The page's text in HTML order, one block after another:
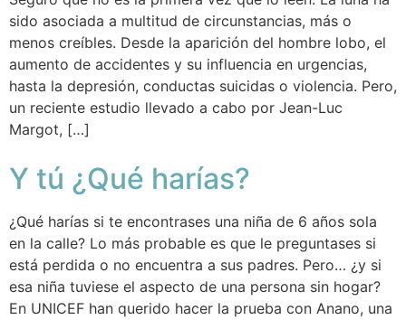
sido asociada a multitud de circunstancias, más o
menos creíbles. Desde la aparición del hombre lobo, el
aumento de accidentes y su influencia en urgencias,
hasta la depresión, conductas suicidas o violencia. Pero,
un reciente estudio llevado a cabo por Jean-Luc
Margot, […]
Y tú ¿Qué harías?
¿Qué harías si te encontrases una niña de 6 años sola
en la calle? Lo más probable es que le preguntases si
está perdida o no encuentra a sus padres. Pero… ¿y si
esa niña tuviese el aspecto de una persona sin hogar?
En UNICEF han querido hacer la prueba con Anano, una